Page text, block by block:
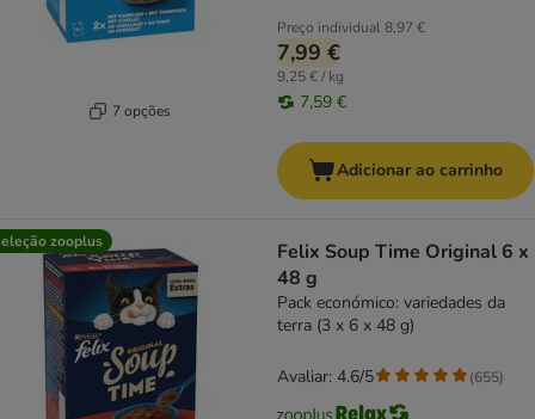
7 opções
Preço individual8,97 €
7,99 €
9,25 € / kg
7,59 €
Adicionar ao carrinho
zooplus
Felix Soup Time Original 6 x
48 g
Pack económico: variedades da
terra (3 x 6 x 48 g)
Avaliar: 4.6/5 (655)